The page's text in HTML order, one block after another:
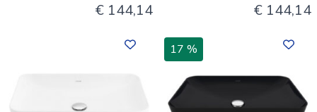
€ 144,14 € 144,14
17 %